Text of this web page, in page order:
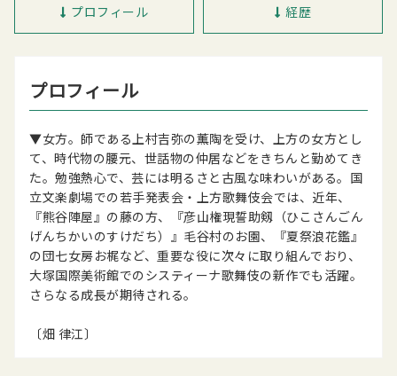
プロフィール 経歴
プロフィール
▼女方。師である上村吉弥の薫陶を受け、上方の女方とし
て、時代物の腰元、世話物の仲居などをきちんと勤めてき
た。勉強熱心で、芸には明るさと古風な味わいがある。国
立文楽劇場での若手発表会・上方歌舞伎会では、近年、
『熊谷陣屋』の藤の方、『彦山権現誓助剱（ひこさんごん
げんちかいのすけだち）』毛谷村のお園、『夏祭浪花鑑』
の団七女房お梶など、重要な役に次々に取り組んでおり、
大塚国際美術館でのシスティーナ歌舞伎の新作でも活躍。
さらなる成長が期待される。
〔畑 律江〕